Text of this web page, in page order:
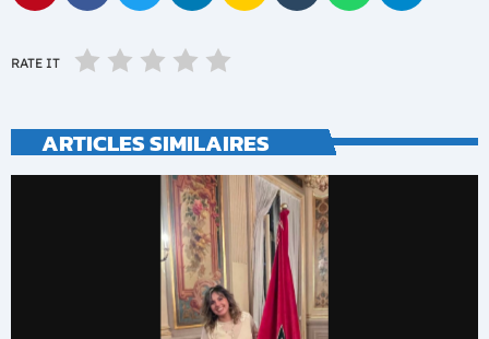
RATE IT
ARTICLES SIMILAIRES